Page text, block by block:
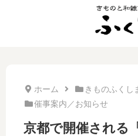
ホーム
きものふくし
催事案内／お知らせ
京都で開催される